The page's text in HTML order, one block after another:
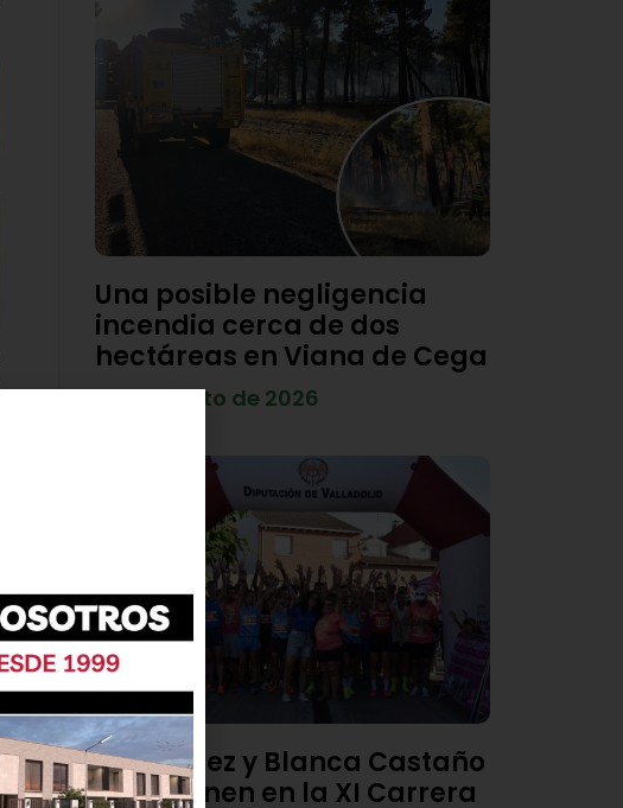
Una posible negligencia
incendia cerca de dos
hectáreas en Viana de Cega
7 de agosto de 2026
Diego Díez y Blanca Castaño
se imponen en la XI Carrera